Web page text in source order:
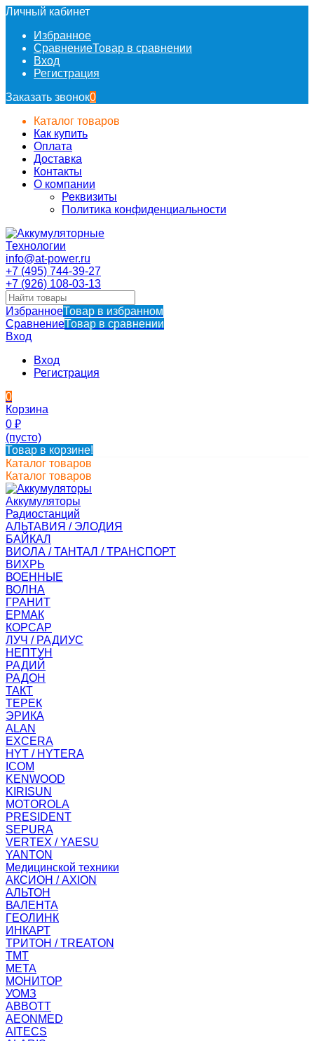
Личный кабинет
Избранное
СравнениеТовар в сравнении
Вход
Регистрация
Заказать звонок0
Каталог товаров
Как купить
Оплата
Доставка
Контакты
О компании
Реквизиты
Политика конфиденциальности
info@at-power.ru
+7 (495) 744-39-27
+7 (926) 108-03-13
ИзбранноеТовар в избранном
СравнениеТовар в сравнении
Вход
Вход
Регистрация
0
Корзина
0 ₽
(пусто)
Товар в корзине!
Каталог товаров
Каталог товаров
Аккумуляторы
Радиостанций
АЛЬТАВИЯ / ЭЛОДИЯ
БАЙКАЛ
ВИОЛА / ТАНТАЛ / ТРАНСПОРТ
ВИХРЬ
ВОЕННЫЕ
ВОЛНА
ГРАНИТ
ЕРМАК
КОРСАР
ЛУЧ / РАДИУС
НЕПТУН
РАДИЙ
РАДОН
ТАКТ
ТЕРЕК
ЭРИКА
ALAN
EXCERA
HYT / HYTERA
ICOM
KENWOOD
KIRISUN
MOTOROLA
PRESIDENT
SEPURA
VERTEX / YAESU
YANTON
Медицинской техники
АКСИОН / AXION
АЛЬТОН
ВАЛЕНТА
ГЕОЛИНК
ИНКАРТ
ТРИТОН / TREATON
ТМТ
МЕТА
МОНИТОР
УОМЗ
ABBOTT
AEONMED
AITECS